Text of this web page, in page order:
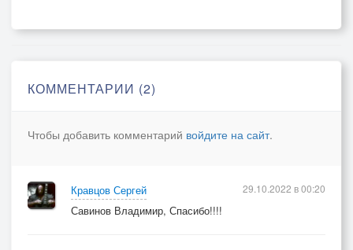
КОММЕНТАРИИ (2)
Чтобы добавить комментарий войдите на сайт.
Кравцов Сергей
Савинов Владимир, Спасибо!!!!
29.10.2022 в 00:20